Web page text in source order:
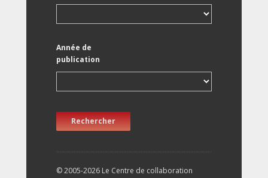
Année de
publication
Rechercher
© 2005-2026 Le Centre de collaboration